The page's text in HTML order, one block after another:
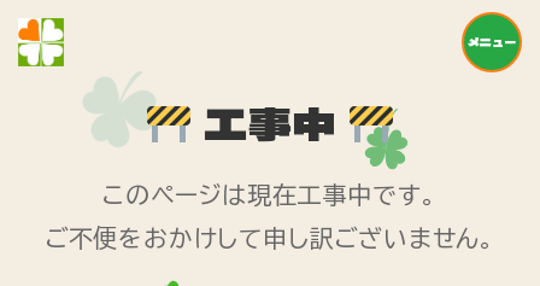
メニュー
工事中
このページは現在工事中です。
ご不便をおかけして申し訳ございません。